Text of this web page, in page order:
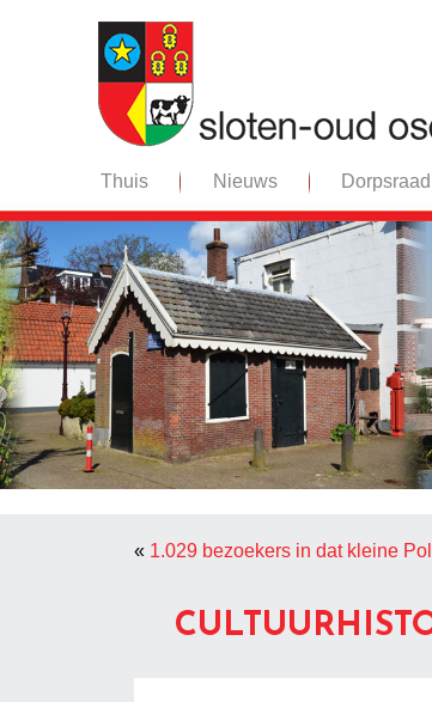
Thuis Nieuws
« 1.029 bezoekers in dat kleine